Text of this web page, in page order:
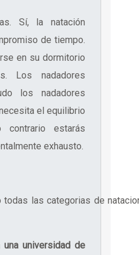
Sí, la natación
de tiempo.
en su dormitorio
Los nadadores
los nadadores
el equilibrio
estarás
exhausto.
todas las categorias de
universidad de